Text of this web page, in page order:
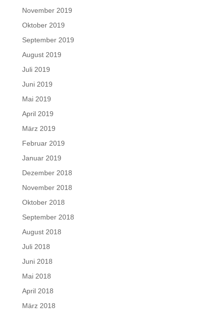
November 2019
Oktober 2019
September 2019
August 2019
Juli 2019
Juni 2019
Mai 2019
April 2019
März 2019
Februar 2019
Januar 2019
Dezember 2018
November 2018
Oktober 2018
September 2018
August 2018
Juli 2018
Juni 2018
Mai 2018
April 2018
März 2018